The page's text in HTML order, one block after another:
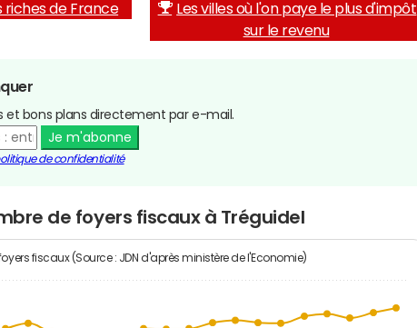
riches de France
Les villes où l'on paye le plus d'impôt
sur le revenu
et bons plans directement par e-mail.
Je m'abonne
de confidentialité
de foyers fiscaux à Tréguidel
fiscaux (Source : JDN d'après ministère de l'Economie)